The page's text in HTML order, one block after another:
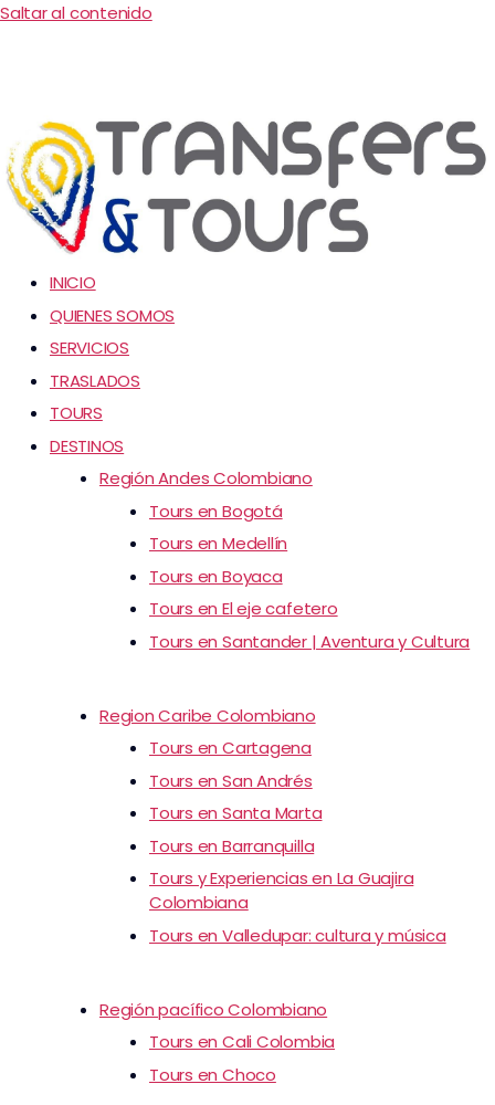
Saltar al contenido
INICIO
QUIENES SOMOS
SERVICIOS
TRASLADOS
TOURS
DESTINOS
Región Andes Colombiano
Tours en Bogotá
Tours en Medellín
Tours en Boyaca
Tours en El eje cafetero
Tours en Santander | Aventura y Cultura
Region Caribe Colombiano
Tours en Cartagena
Tours en San Andrés
Tours en Santa Marta
Tours en Barranquilla
Tours y Experiencias en La Guajira
Colombiana
Tours en Valledupar: cultura y música
Región pacífico Colombiano
Tours en Cali Colombia
Tours en Choco